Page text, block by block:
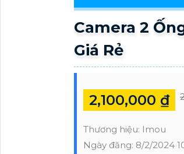
Camera 2
Giá Rẻ
2,100,000 ₫
Thương hiệu: Imou
Ngày đăng: 8/2/2024